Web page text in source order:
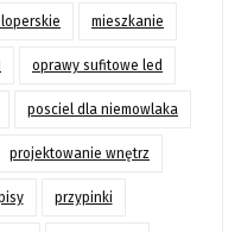
mieszkanie
oprawy sufitowe led
posciel dla niemowlaka
projektowanie wnętrz
przypinki